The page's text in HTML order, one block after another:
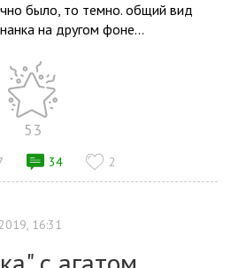
было, то темно. общий вид
на другом фоне...
53
34 2
16:31